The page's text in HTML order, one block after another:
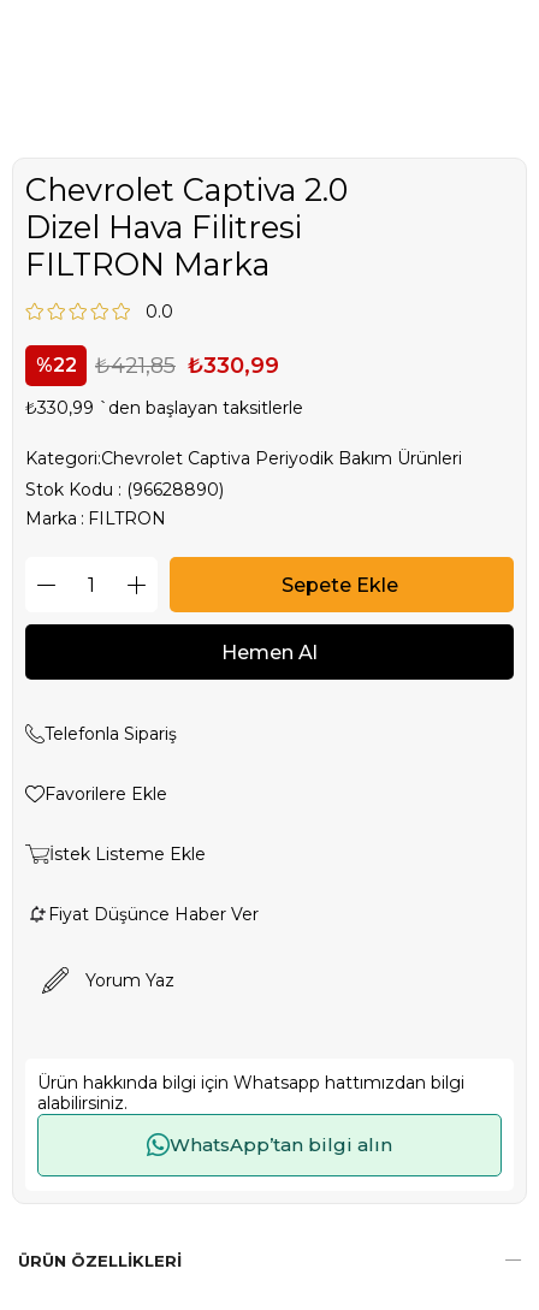
Chevrolet Captiva 2.0
Dizel Hava Filitresi
FILTRON Marka
0.0
22 ₺421,85 ₺330,99
₺330,99 `den başlayan taksitlerle
Kategori:Chevrolet Captiva Periyodik Bakım Ürünleri
Stok Kodu
(96628890)
Marka : FILTRON
Telefonla Sipariş
Favorilere Ekle
İstek Listeme Ekle
Fiyat Düşünce Haber Ver
Yorum Yaz
Ürün hakkında bilgi için Whatsapp hattımızdan bilgi
alabilirsiniz.
WhatsApp’tan bilgi alın
ÜRÜN ÖZELLIKLERI